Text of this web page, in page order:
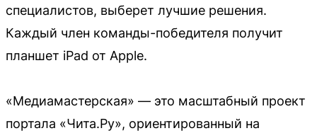
специалистов, выберет лучшие решения.
Каждый член команды-победителя получит
планшет iPad от Apple.
«Медиамастерская» — это масштабный проект
портала «Чита.Ру», ориентированный на